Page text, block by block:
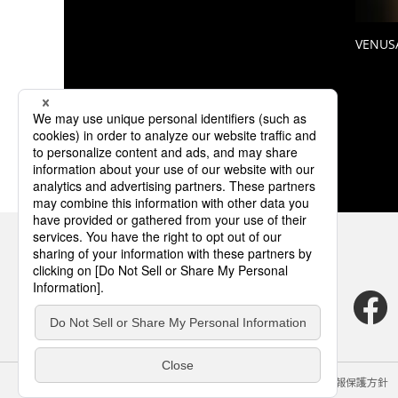
サイトのご利用にあたって クッキーポリシー 個人情報保護方針